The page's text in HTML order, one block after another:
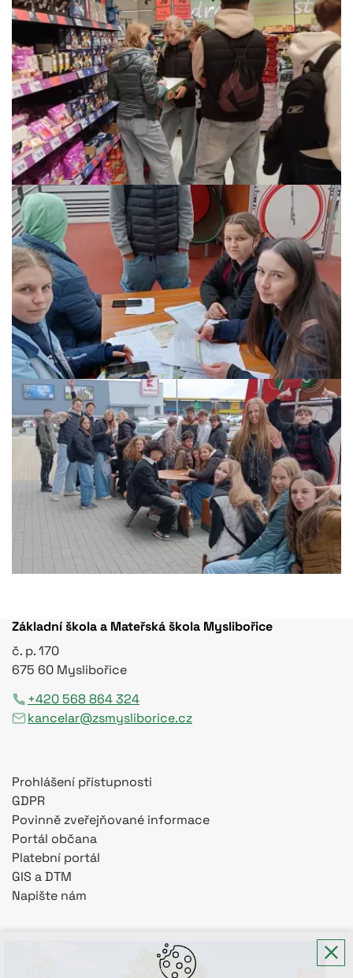
Základní škola a Mateřská škola Myslibořice
č. p. 170
675 60 Myslibořice
+420 568 864 324
kancelar@zsmysliborice.cz
Prohlášení přístupnosti
GDPR
Povinně zveřejňované informace
Portál občana
Platební portál
GIS a DTM
Napište nám